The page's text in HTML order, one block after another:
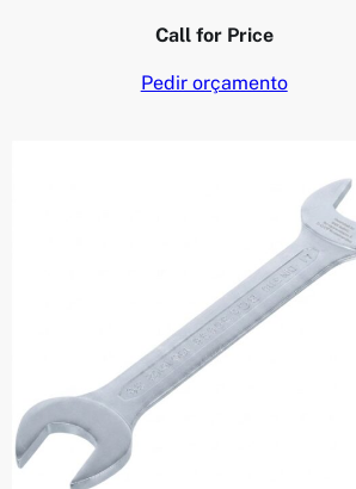
Call for Price
Pedir orçamento